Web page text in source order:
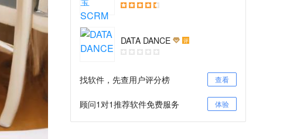
DATA DANCE 评
找软件，先查用户评分榜 查看
顾问1对1推荐软件免费服务 体验